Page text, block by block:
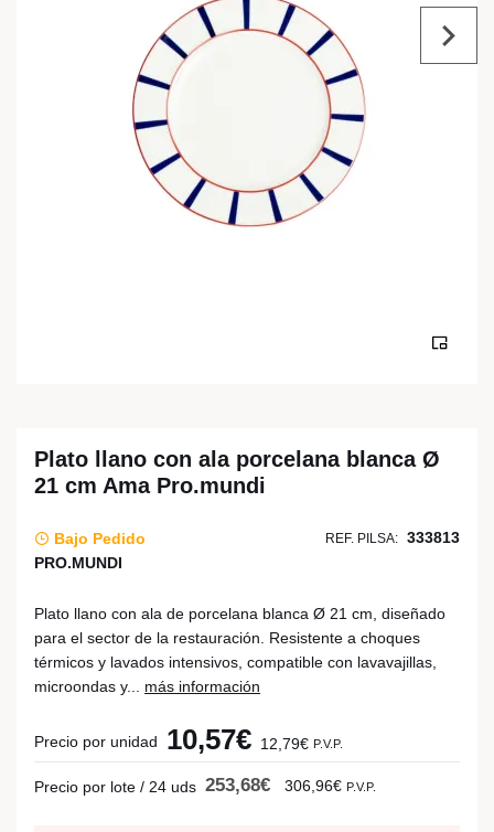
Plato llano con ala porcelana blanca Ø
21 cm Ama Pro.mundi
Bajo Pedido REF. PILSA: 333813
PRO.MUNDI
Plato llano con ala de porcelana blanca Ø 21 cm, diseñado
para el sector de la restauración. Resistente a choques
térmicos y lavados intensivos, compatible con lavavajillas,
microondas y... más información
Precio por unidad 10,57€ 12,79€ P.V.P.
Precio por lote / 24 uds 253,68€ 306,96€ P.V.P.